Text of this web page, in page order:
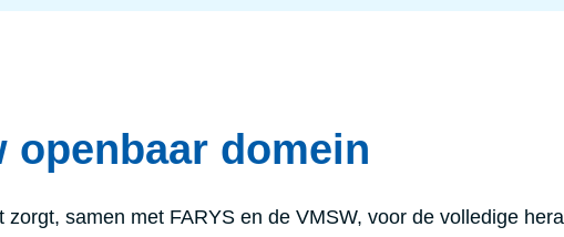
openbaar domein
zorgt, samen met FARYS en de VMSW, voor de volledige